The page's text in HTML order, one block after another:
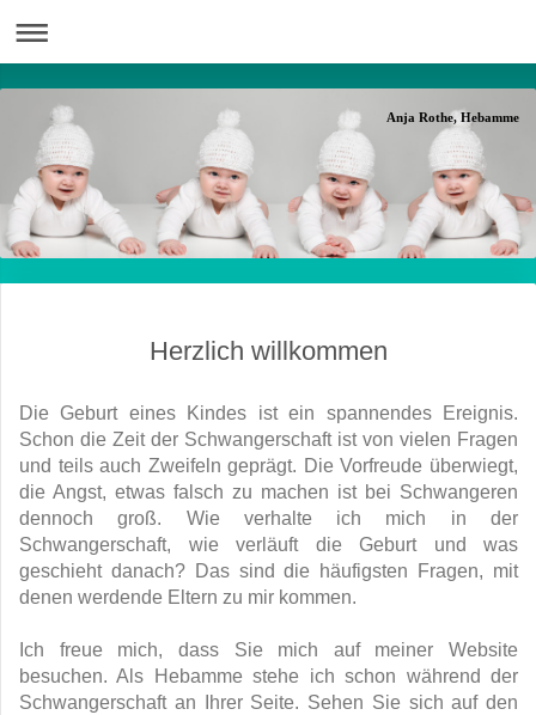
Anja Rothe, Hebamme
Herzlich willkommen
Die Geburt eines Kindes ist ein spannendes Ereignis.
Schon die Zeit der Schwangerschaft ist von vielen Fragen
und teils auch Zweifeln geprägt. Die Vorfreude überwiegt,
die Angst, etwas falsch zu machen ist bei Schwangeren
dennoch groß. Wie verhalte ich mich in der
Schwangerschaft, wie verläuft die Geburt und was
geschieht danach? Das sind die häufigsten Fragen, mit
denen werdende Eltern zu mir kommen.
Ich freue mich, dass Sie mich auf meiner Website
besuchen. Als Hebamme stehe ich schon während der
Schwangerschaft an Ihrer Seite. Sehen Sie sich auf den